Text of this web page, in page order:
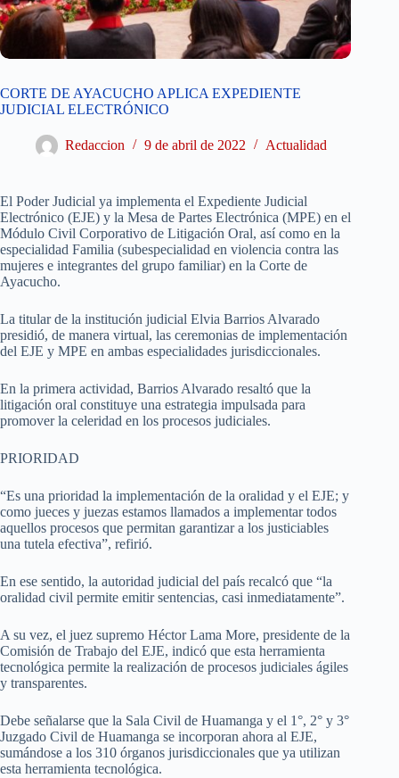
CORTE DE AYACUCHO APLICA EXPEDIENTE
JUDICIAL ELECTRÓNICO
Redaccion 9 de abril de 2022 Actualidad
El Poder Judicial ya implementa el Expediente Judicial
Electrónico (EJE) y la Mesa de Partes Electrónica (MPE) en el
Módulo Civil Corporativo de Litigación Oral, así como en la
especialidad Familia (subespecialidad en violencia contra las
mujeres e integrantes del grupo familiar) en la Corte de
Ayacucho.
La titular de la institución judicial Elvia Barrios Alvarado
presidió, de manera virtual, las ceremonias de implementación
del EJE y MPE en ambas especialidades jurisdiccionales.
En la primera actividad, Barrios Alvarado resaltó que la
litigación oral constituye una estrategia impulsada para
promover la celeridad en los procesos judiciales.
PRIORIDAD
“Es una prioridad la implementación de la oralidad y el EJE; y
como jueces y juezas estamos llamados a implementar todos
aquellos procesos que permitan garantizar a los justiciables
una tutela efectiva”, refirió.
En ese sentido, la autoridad judicial del país recalcó que “la
oralidad civil permite emitir sentencias, casi inmediatamente”.
A su vez, el juez supremo Héctor Lama More, presidente de la
Comisión de Trabajo del EJE, indicó que esta herramienta
tecnológica permite la realización de procesos judiciales ágiles
y transparentes.
Debe señalarse que la Sala Civil de Huamanga y el 1°, 2° y 3°
Juzgado Civil de Huamanga se incorporan ahora al EJE,
sumándose a los 310 órganos jurisdiccionales que ya utilizan
esta herramienta tecnológica.